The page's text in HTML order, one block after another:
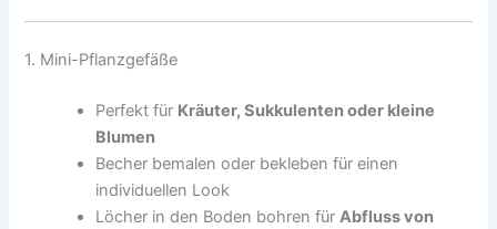
1. Mini-Pflanzgefäße
Perfekt für Kräuter, Sukkulenten oder kleine
Blumen
Becher bemalen oder bekleben für einen
individuellen Look
Löcher in den Boden bohren fürAbfluss von